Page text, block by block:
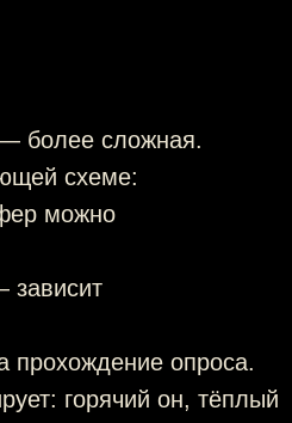
более сложная.
схеме:
можно
зависит
прохождение опроса.
горячий он, тёплый